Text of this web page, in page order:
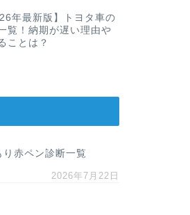
年最新版】トヨタ車の
覧！納期が遅い理由や
ことは？
赤ペン診断一覧
2026年7月22日